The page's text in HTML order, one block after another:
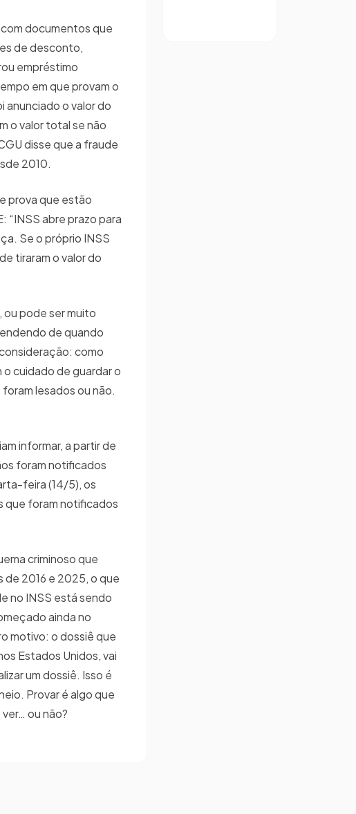
documentos que
de desconto,
empréstimo
em que provam o
o valor do
o valor total se não
disse que a fraude
2010.
prova que estão
“INSS abre prazo para
Se o próprio INSS
tiraram o valor do
ou pode ser muito
de quando
como
cuidado de guardar o
lesados ou não.
informar, a partir de
foram notificados
feira (14/5), os
que foram notificados
criminoso que
2016 e 2025, o que
no INSS está sendo
ainda no
motivo: o dossiê que
Estados Unidos, vai
um dossiê. Isso é
Provar é algo que
ou não?